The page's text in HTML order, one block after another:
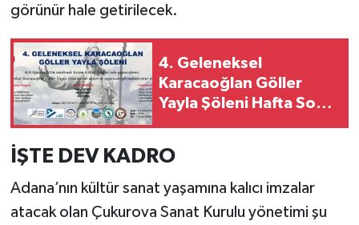
görünür hale getirilecek.
4. Geleneksel
Karacaoğlan Göller
Yayla Şöleni Hafta Sonu
İŞTE DEV KADRO
Adana’nın kültür sanat yaşamına kalıcı imzalar
atacak olan Çukurova Sanat Kurulu yönetimi şu